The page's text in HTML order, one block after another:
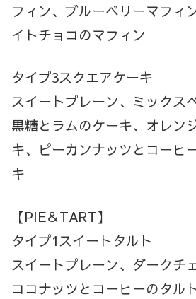
フィン、ブルーベリーマフィ
イトチョコのマフィン
タイプ3スクエアケーキ
スイートプレーン、ミックス
黒糖とラムのケーキ、オレン
キ、ピーカンナッツとコーヒ
キ
【PIE＆TART】
タイプ1スイートタルト
スイートプレーン、ダークチ
ココナッツとコーヒーのタル